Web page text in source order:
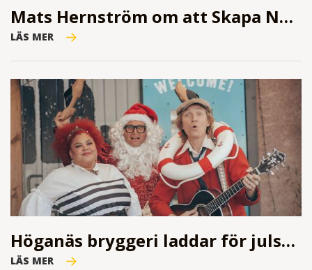
Mats Hernström om att Skapa Nuet
LÄS MER
Höganäs bryggeri laddar för julshow
LÄS MER